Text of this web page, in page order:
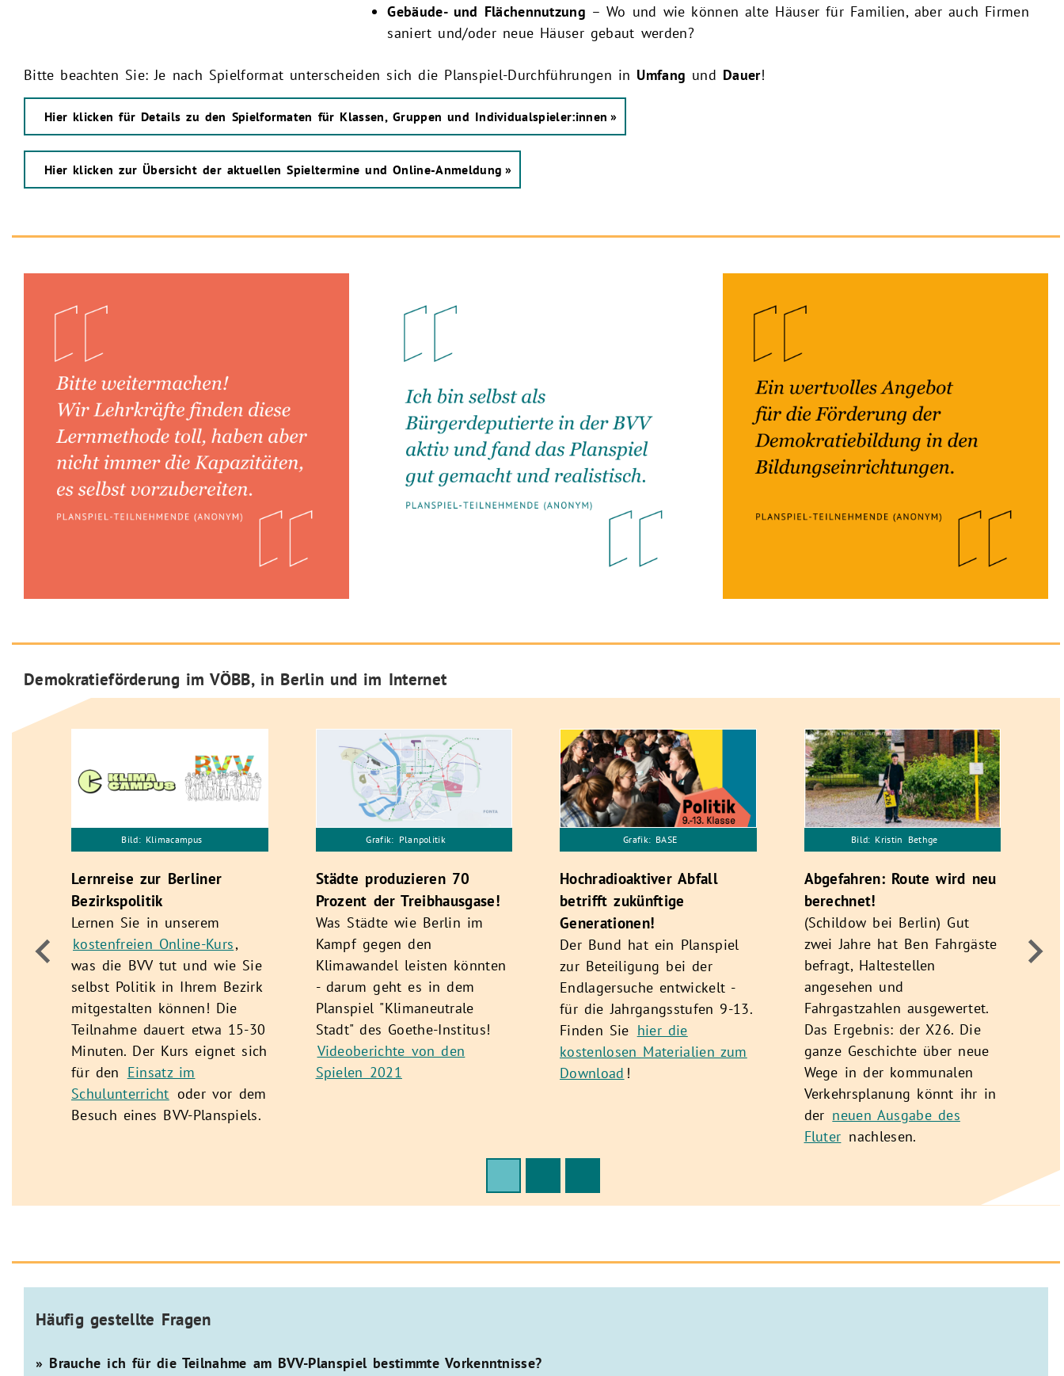
Gebäude- und Flächennutzung – Wo und wie können alte Häuser für Familien, aber auch Firmen
saniert und/oder neue Häuser gebaut werden?
Bitte beachten Sie: Je nach Spielformat unterscheiden sich die Planspiel-Durchführungen in Umfang und Dauer!
Hier klicken für Details zu den Spielformaten für Klassen, Gruppen und Individualspieler:innen
Hier klicken zur Übersicht der aktuellen Spieltermine und Online-Anmeldung
Demokratieförderung im VÖBB, in Berlin und im Internet
Bild: Klimacampus
Lernreise zur Berliner
Bezirkspolitik
Lernen Sie in unserem
kostenfreien Online-Kurs,
was die BVV tut und wie Sie
selbst Politik in Ihrem Bezirk
mitgestalten können! Die
Teilnahme dauert etwa 15-30
Minuten. Der Kurs eignet sich
für den Einsatz im
Schulunterricht oder vor dem
Besuch eines BVV-Planspiels.
Grafik: Planpolitik
Städte produzieren 70
Prozent der Treibhausgase!
Was Städte wie Berlin im
Kampf gegen den
Klimawandel leisten könnten
- darum geht es in dem
Planspiel "Klimaneutrale
Stadt" des Goethe-Institus!
Videoberichte von den
Spielen 2021
Grafik: BASE
Hochradioaktiver Abfall
betrifft zukünftige
Generationen!
Der Bund hat ein Planspiel
zur Beteiligung bei der
Endlagersuche entwickelt -
für die Jahrgangsstufen 9-13.
Finden Sie hier die
kostenlosen Materialien zum
Download !
Bild: Kristin Bethge
Abgefahren: Route wird neu
berechnet!
(Schildow bei Berlin) Gut
zwei Jahre hat Ben Fahrgäste
befragt, Haltestellen
angesehen und
Fahrgastzahlen ausgewertet.
Das Ergebnis: der X26. Die
ganze Geschichte über neue
Wege in der kommunalen
Verkehrsplanung könnt ihr in
der neuen Ausgabe des
Fluter nachlesen.
Häufig gestellte Fragen
» Brauche ich für die Teilnahme am BVV-Planspiel bestimmte Vorkenntnisse?